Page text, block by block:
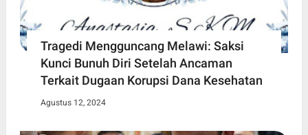
Tragedi Mengguncang Melawi: Saksi
Kunci Bunuh Diri Setelah Ancaman
Terkait Dugaan Korupsi Dana Kesehatan
Agustus 12, 2024